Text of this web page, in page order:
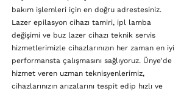
bakım işlemleri için en doğru adrestesiniz.
Lazer epilasyon cihazı tamiri, ipl lamba
değişimi ve buz lazer cihazı teknik servis
hizmetlerimizle cihazlarınızın her zaman en iyi
performansta çalışmasını sağlıyoruz. Ünye'de
hizmet veren uzman teknisyenlerimiz,
cihazlarınızın arızalarını tespit edip hızlı ve